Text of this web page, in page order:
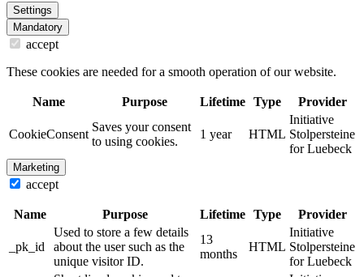
Settings
Mandatory
accept
These cookies are needed for a smooth operation of our website.
Name Purpose Lifetime Type Provider
CookieConsent
Saves your consent
to using cookies.
1 year HTML
Initiative
Stolpersteine
for Luebeck
Marketing
accept
Name Purpose Lifetime Type Provider
_pk_id
Used to store a few details
about the user such as the
unique visitor ID.
13
months
HTML
Initiative
Stolpersteine
for Luebeck